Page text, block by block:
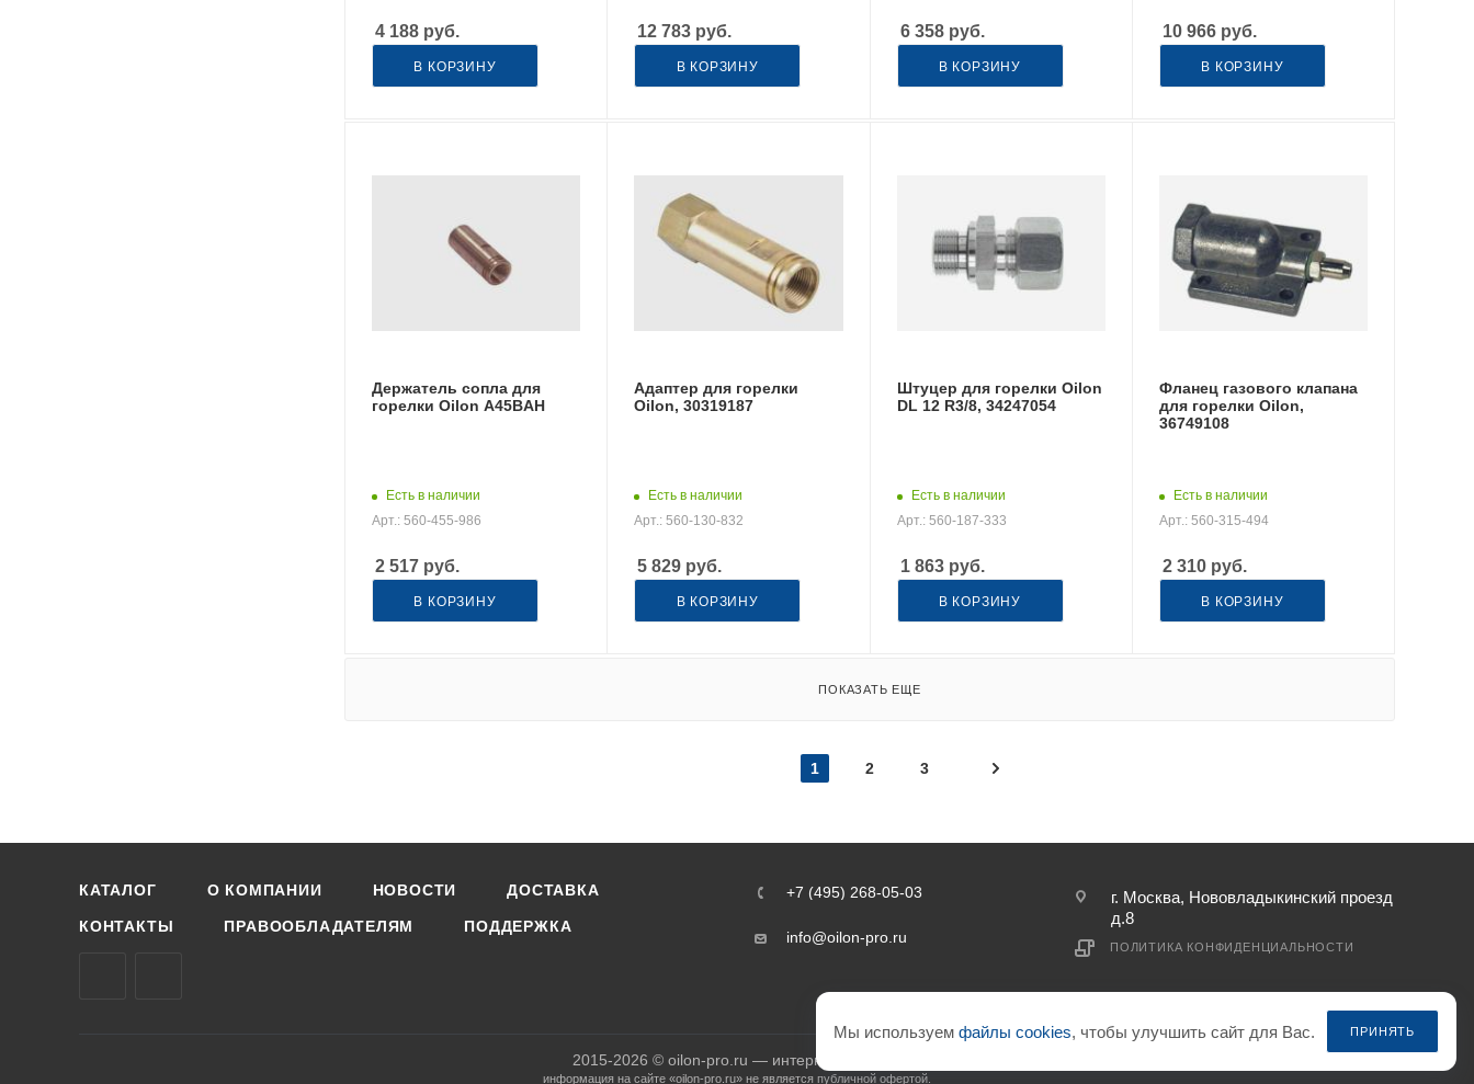
4 188 руб.
В КОРЗИНУ
12 783 руб.
В КОРЗИНУ
6 358руб.
В КОРЗИНУ
10 966руб.
В КОРЗИНУ
Держатель сопла для
горелки Oilon A45BAH
Есть в наличии
Арт.: 560-455-986
2 517 руб.
В КОРЗИНУ
Адаптер для горелки
Oilon, 30319187
Есть в наличии
Арт.: 560-130-832
5 829 руб.
В КОРЗИНУ
Штуцер для горелки Oilon
DL 12 R3/8, 34247054
Есть в наличии
Арт.: 560-187-333
1 863руб.
В КОРЗИНУ
Фланец газового клапана
для горелки Oilon,
36749108
Есть в наличии
Арт.: 560-315-494
2 310руб.
В КОРЗИНУ
ПОКАЗАТЬ ЕЩЕ
1 2 3
КАТАЛОГ О КОМПАНИИ НОВОСТИ ДОСТАВКА
КОНТАКТЫ ПРАВООБЛАДАТЕЛЯМ ПОДДЕРЖКА
+7 (495) 268-05-03
info@oilon-pro.ru
г. Москва, Нововладыкинский проезд
д.8
ПОЛИТИКА КОНФИДЕНЦИАЛЬНОСТИ
2015-2026 © oilon-pro.ru — интернет-магазин
информация на сайте «oilon-pro.ru» не является публичной офертой.
Мы используемфайлы cookies, чтобы улучшить сайт для Вас. ПРИНЯТЬ